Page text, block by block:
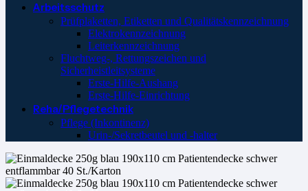
Arbeitsschutz
Prüfplaketten, Etiketten und Qualitätskennzeichnung
Elektrokennzeichnung
Leiterkennzeichnung
Fluchtweg-, Rettungszeichen und
Sicherheistleitsysteme
Erste-Hilfe-Aushang
Erste-Hilfe-Einrichtung
Reha/Pflegetechnik
Pflege (Inkontinenz)
Urin-/Sekretbeutel und -halter